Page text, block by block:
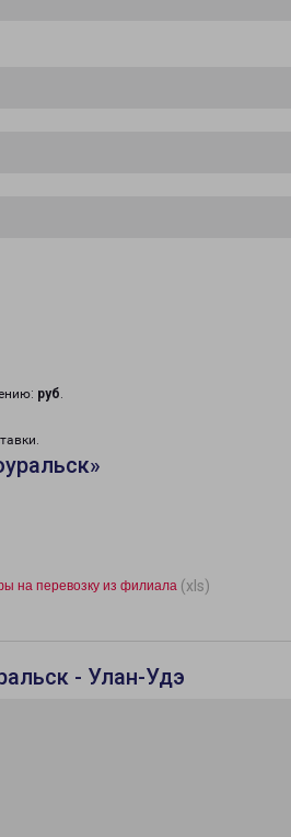
руб.
на перевозку из филиала (xls)
- Улан-Удэ